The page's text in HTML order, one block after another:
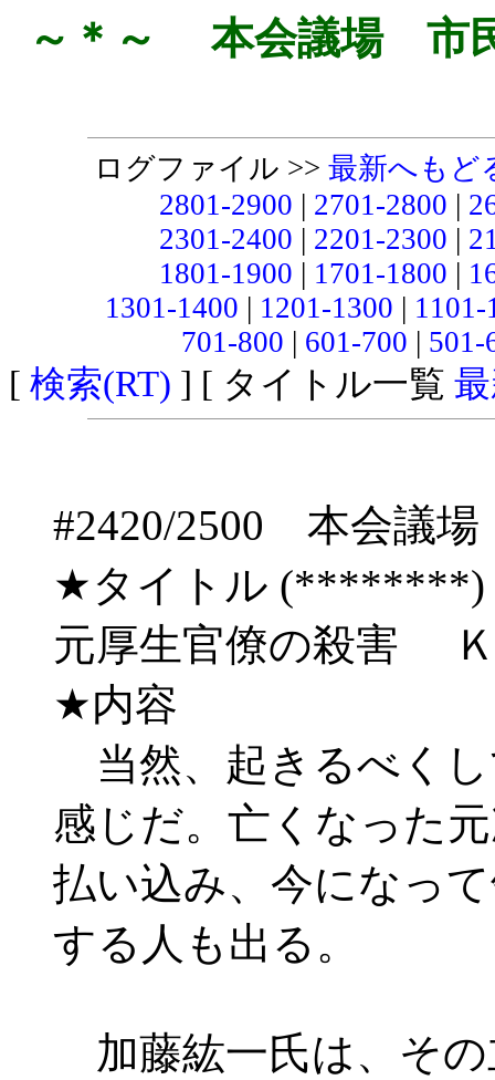
～＊～ 本会議場 市
ログファイル >> 最新へもど
2801-2900 | 2701-2800 |
2301-2400 | 2201-2300 |
1801-1900 | 1701-1800 |
1301-1400 | 1201-1300 |
701-800 | 601-700 |
[ 検索(RT) ] [ タイトル一覧
#2420/2500 本会議
★タイトル (********)
元厚生官僚の殺害
★内容
当然、起きるべく
感じだ。亡くなった
払い込み、今になっ
する人も出る。
加藤紘一氏は、その